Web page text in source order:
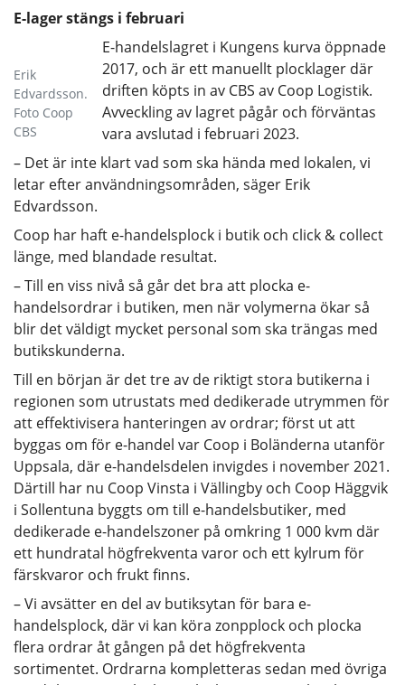
E-lager stängs i februari
Erik
Edvardsson.
Foto Coop
CBS
E-handelslagret i Kungens kurva öppnade
2017, och är ett manuellt plocklager där
driften köpts in av CBS av Coop Logistik.
Avveckling av lagret pågår och förväntas
vara avslutad i februari 2023.
– Det är inte klart vad som ska hända med lokalen, vi
letar efter användningsområden, säger Erik
Edvardsson.
Coop har haft e-handelsplock i butik och click & collect
länge, med blandade resultat.
– Till en viss nivå så går det bra att plocka e-
handelsordrar i butiken, men när volymerna ökar så
blir det väldigt mycket personal som ska trängas med
butikskunderna.
Till en början är det tre av de riktigt stora butikerna i
regionen som utrustats med dedikerade utrymmen för
att effektivisera hanteringen av ordrar; först ut att
byggas om för e-handel var Coop i Boländerna utanför
Uppsala, där e-handelsdelen invigdes i november 2021.
Därtill har nu Coop Vinsta i Vällingby och Coop Häggvik
i Sollentuna byggts om till e-handelsbutiker, med
dedikerade e-handelszoner på omkring 1 000 kvm där
ett hundratal högfrekventa varor och ett kylrum för
färskvaror och frukt finns.
– Vi avsätter en del av butiksytan för bara e-
handelsplock, där vi kan köra zonpplock och plocka
flera ordrar åt gången på det högfrekventa
sortimentet. Ordrarna kompletteras sedan med övriga